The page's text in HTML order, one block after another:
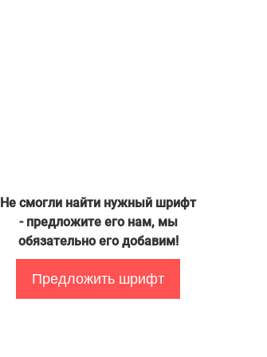
Не смогли найти нужный шрифт
- предложите его нам, мы
обязательно его добавим!
Предложить шрифт